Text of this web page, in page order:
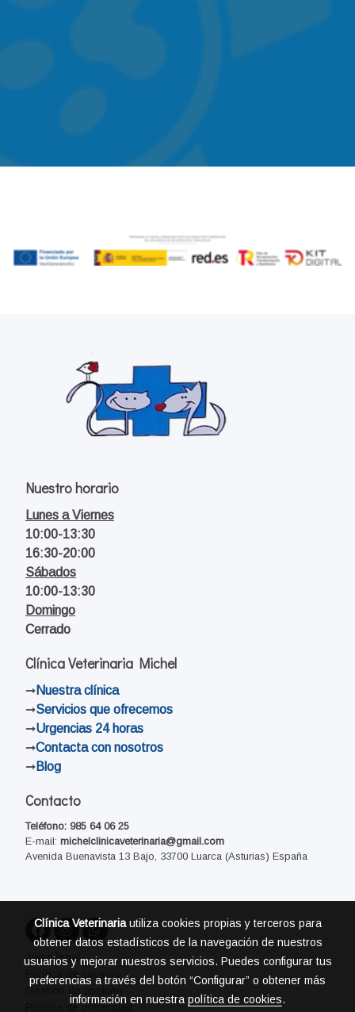
Nuestro horario
Lunes a Viernes
10:00-13:30
16:30-20:00
Sábados
10:00-13:30
Domingo
Cerrado
Clínica Veterinaria Michel
➞Nuestra clínica
➞Servicios que ofrecemos
➞Urgencias 24 horas
➞Contacta con nosotros
➞Blog
Contacto
Teléfono: 985 64 06 25
E-mail: michelclinicaveterinaria@gmail.com
Avenida Buenavista 13 Bajo, 33700 Luarca (Asturias) España
Aviso legal
Política de cookies
Gestión de cookies
Política de privacidad
Clínica Veterinariautiliza cookies propias y terceros para
obtener datos estadísticos de la navegación de nuestros
usuarios y mejorar nuestros servicios. Puedes configurar tus
preferencias a través del botón “Configurar” o obtener más
información en nuestra política de cookies.